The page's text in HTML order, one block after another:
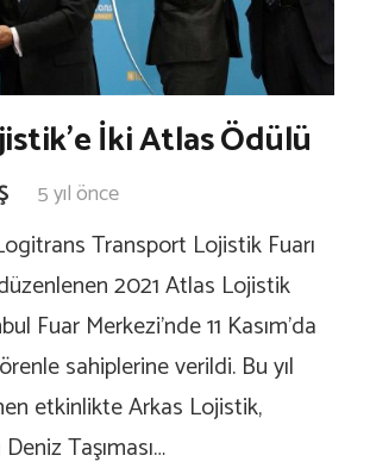
İki Atlas Ödülü
5 yıl önce
Transport Lojistik Fuarı
2021 Atlas Lojistik
Fuar Merkezi’nde 11 Kasım’da
sahiplerine verildi. Bu yıl
etkinlikte Arkas Lojistik,
Taşıması…